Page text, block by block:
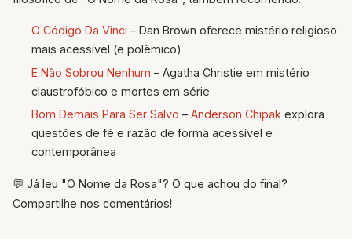
O Código Da Vinci – Dan Brown oferece mistério religioso
mais acessível (e polêmico)
E Não Sobrou Nenhum – Agatha Christie em mistério
claustrofóbico e mortes em série
Bom Demais Para Ser Salvo – Anderson Chipak explora
questões de fé e razão de forma acessível e
contemporânea
💬 Já leu "O Nome da Rosa"? O que achou do final?
Compartilhe nos comentários!